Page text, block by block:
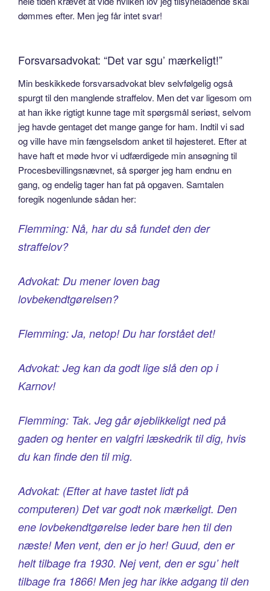
dømmes efter. Men jeg får intet svar!
Forsvarsadvokat: “Det var sgu’ mærkeligt!”
Min beskikkede forsvarsadvokat blev selvfølgelig også
spurgt til den manglende straffelov. Men det var ligesom om
at han ikke rigtigt kunne tage mit spørgsmål seriøst, selvom
jeg havde gentaget det mange gange for ham. Indtil vi sad
og ville have min fængselsdom anket til højesteret. Efter at
have haft et møde hvor vi udfærdigede min ansøgning til
Procesbevillingsnævnet, så spørger jeg ham endnu en
gang, og endelig tager han fat på opgaven. Samtalen
foregik nogenlunde sådan her:
Flemming: Nå, har du så fundet den der
straffelov?
Advokat: Du mener loven bag
lovbekendtgørelsen?
Flemming: Ja, netop! Du har forstået det!
Advokat: Jeg kan da godt lige slå den op i
Karnov!
Flemming: Tak. Jeg går øjeblikkeligt ned på
gaden og henter en valgfri læskedrik til dig, hvis
du kan finde den til mig.
Advokat: (Efter at have tastet lidt på
computeren) Det var godt nok mærkeligt. Den
ene lovbekendtgørelse leder bare hen til den
næste! Men vent, den er jo her! Guud, den er
helt tilbage fra 1930. Nej vent, den er sgu’ helt
tilbage fra 1866! Men jeg har ikke adgang til den